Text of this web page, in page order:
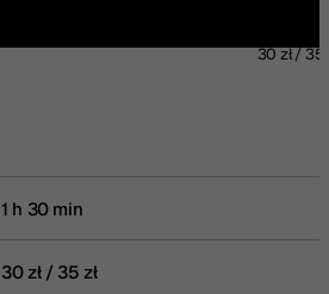
30 zł / 35
1 h 30 min
30 zł / 35 zł